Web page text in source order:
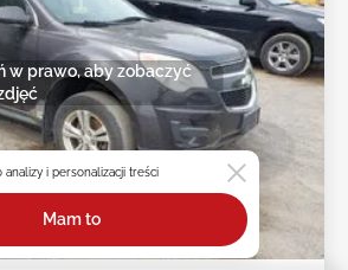
w prawo, aby zobaczyć
i personalizacji treści
Mam to